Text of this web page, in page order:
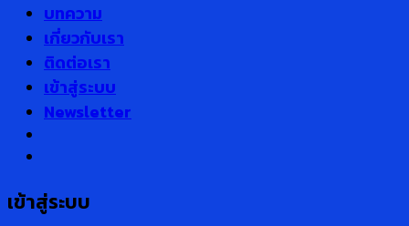
บทความ
เกี่ยวกับเรา
ติดต่อเรา
เข้าสู่ระบบ
Newsletter
เข้าสู่ระบบ